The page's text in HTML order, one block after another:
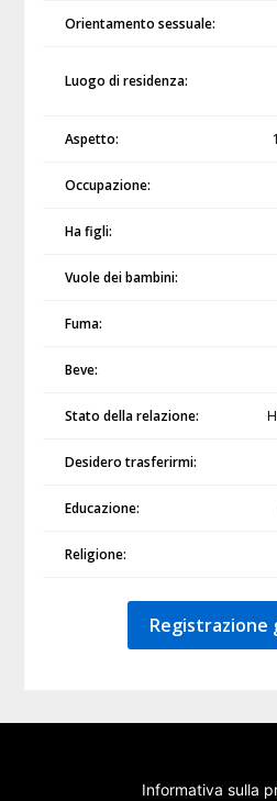
Orientamento sessuale:
Luogo di residenza:
Aspetto:
Occupazione:
Ha figli:
Vuole dei bambini:
Fuma:
Beve:
Stato della relazione:
Desidero trasferirmi:
Educazione:
Religione:
Informativa sulla